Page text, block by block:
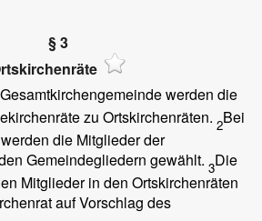
§ 3
werden die
zu Ortskirchenräten. 2Bei
die Mitglieder der
Gemeindegliedern gewählt. 3Die
Mitglieder in den Ortskirchenräten
auf Vorschlag des